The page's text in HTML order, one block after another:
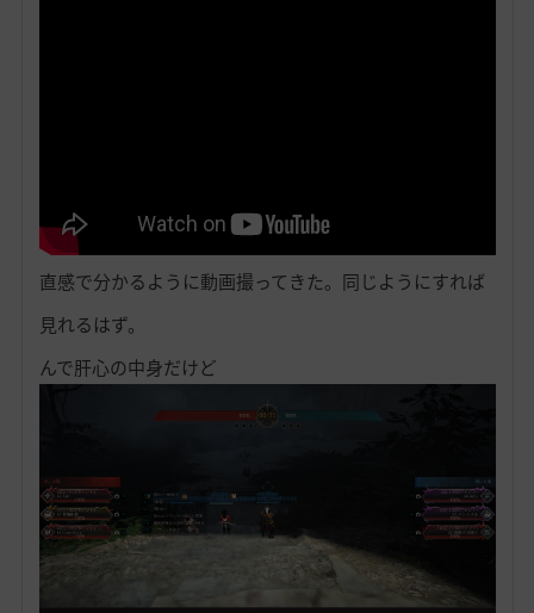
直感で分かるように動画撮ってきた。同じようにすれば
見れるはず。
んで肝心の中身だけど